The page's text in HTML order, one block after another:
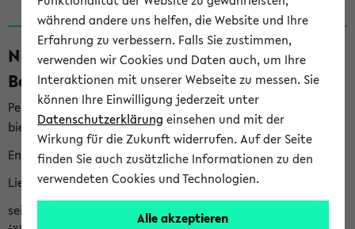
Nachhaltigkeitspreis 2026:
Bewerbungsphase gestartet (06.08.26)
Per E-Mail eingestellt von nachhaltigkeitsbuero@uni-
bielefeld.de an den Verteiler 'Alle Studierenden':
English version below
Liebe Studierende,
seit 2023 verleiht das Rektorat der Universität Bielefeld
während andere uns helfen, die Website und Ihre
Erfahrung zu verbessern. Falls Sie zustimmen,
verwenden wir Cookies und Daten auch, um Ihre
Interaktionen mit unserer Webseite zu messen. Sie
können Ihre Einwilligung jederzeit unter
Datenschutzerklärung einsehen und mit der
Wirkung für die Zukunft widerrufen. Auf der Seite
finden Sie auch zusätzliche Informationen zu den
verwendeten Cookies und Technologien.
Alle akzeptieren